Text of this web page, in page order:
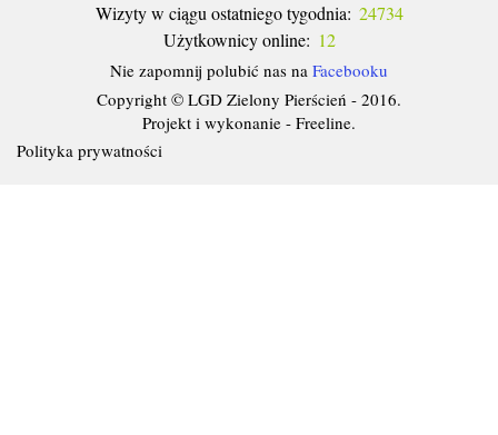
Wizyty w ciągu ostatniego tygodnia: 24734
Użytkownicy online: 12
Nie zapomnij polubić nas na Facebooku
Copyright © LGD Zielony Pierścień - 2016.
Projekt i wykonanie - Freeline.
Polityka prywatności